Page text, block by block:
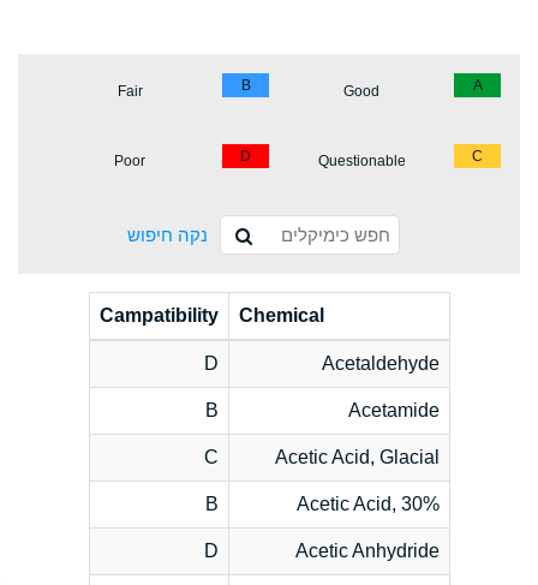
A
Good
B
Fair
C
Questionable
D
Poor
נקה חיפוש
Chemical
Campatibility
Acetaldehyde
D
Acetamide
B
Acetic Acid, Glacial
C
Acetic Acid, 30%
B
Acetic Anhydride
D